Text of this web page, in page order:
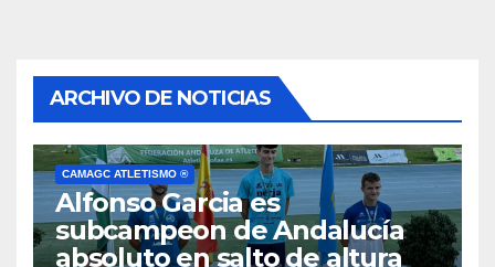
ARCHIVO DE NOTICIAS
CAMAGC ATLETISMO ®
Alfonso Garcia es
subcampeon de Andalucía
absoluto en salto de altura